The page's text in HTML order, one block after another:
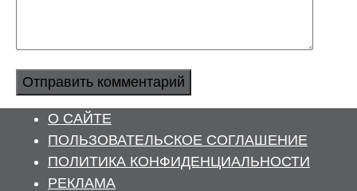
О САЙТЕ
ПОЛЬЗОВАТЕЛЬСКОЕ СОГЛАШЕНИЕ
ПОЛИТИКА КОНФИДЕНЦИАЛЬНОСТИ
РЕКЛАМА